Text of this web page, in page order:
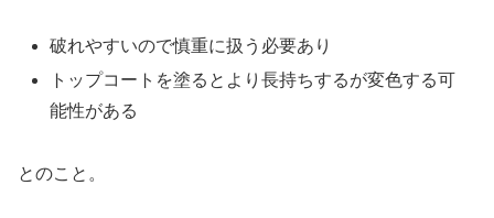
破れやすいので慎重に扱う必要あり
トップコートを塗るとより長持ちするが変色する可
能性がある
とのこと。